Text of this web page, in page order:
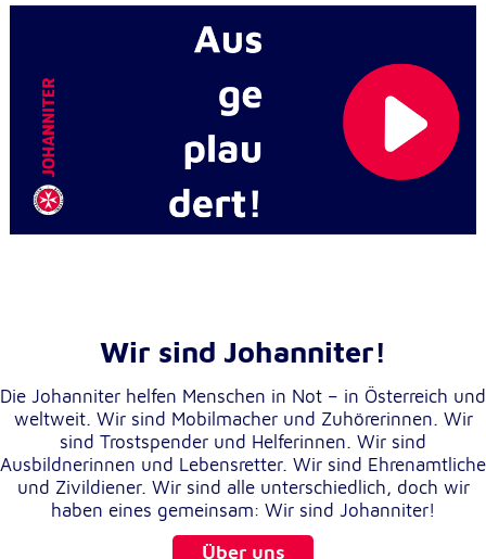
Wir sind Johanniter!
Die Johanniter helfen Menschen in Not – in Österreich und
weltweit. Wir sind Mobilmacher und Zuhörerinnen. Wir
sind Trostspender und Helferinnen. Wir sind
Ausbildnerinnen und Lebensretter. Wir sind Ehrenamtliche
und Zivildiener. Wir sind alle unterschiedlich, doch wir
haben eines gemeinsam: Wir sind Johanniter!
Über uns